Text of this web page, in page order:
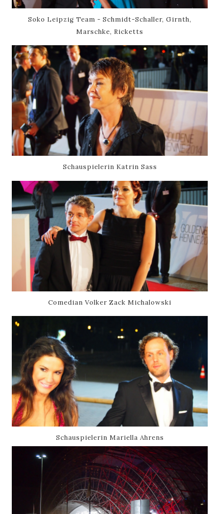
Soko Leipzig Team - Schmidt-Schaller, Girnth,
Marschke, Ricketts
Schauspielerin Katrin Sass
Comedian Volker Zack Michalowski
Schauspielerin Mariella Ahrens